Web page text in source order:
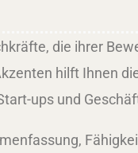
die ihrer
hilft Ihnen
ups und